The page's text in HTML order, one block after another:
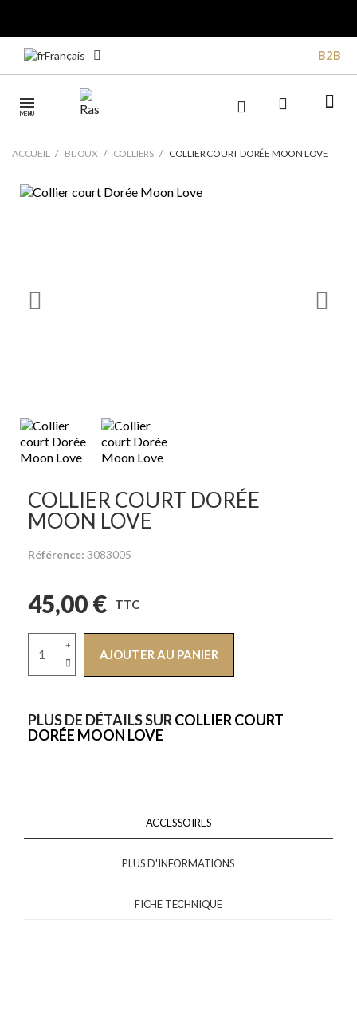
Français B2B
MENU
ACCUEIL BIJOUX COLLIERS COLLIER COURT DORÉE MOON LOVE
COLLIER COURT DORÉE
MOON LOVE
Référence 3083005
45,00 € TTC
AJOUTER AU PANIER
PLUS DE DÉTAILS SURCOLLIER COURT
DORÉE MOON LOVE
ACCESSOIRES
PLUS D'INFORMATIONS
FICHE TECHNIQUE